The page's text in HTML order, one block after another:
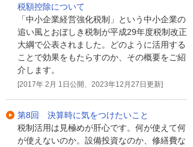
税額控除について
「中小企業経営強化税制」という中小企業の
追い風とおぼしき税制が平成29年度税制改正
大綱で公表されました。どのように活用する
ことで効果をもたらすのか、その概要をご紹
介します。
[2017年 2月 1日公開、2023年12月27日更新]
第8回 決算時に気をつけたいこと
税制活用は見極めが肝心です。何が使えて何
が使えないのか。設備投資なのか、修繕費な